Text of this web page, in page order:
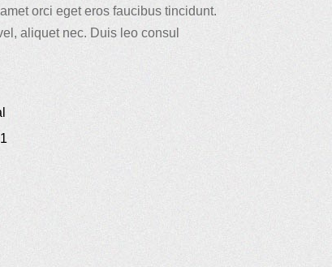
orci eget eros faucibus tincidunt.
aliquet nec. Duis leo consul